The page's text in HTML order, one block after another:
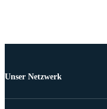
Unser Netzwerk